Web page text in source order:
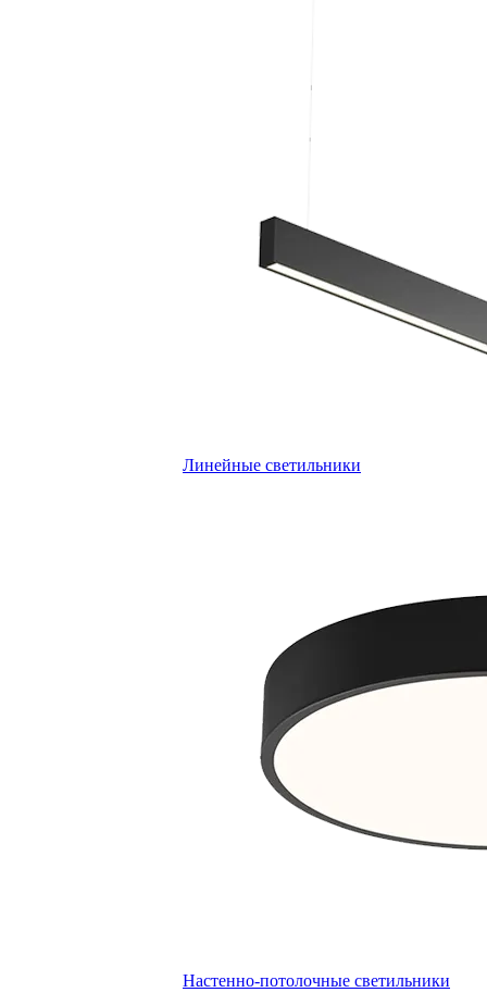
Линейные светильники
Настенно-потолочные светильники